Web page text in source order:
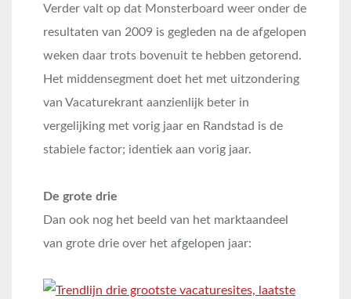
Verder valt op dat Monsterboard weer onder de
resultaten van 2009 is gegleden na de afgelopen
weken daar trots bovenuit te hebben getorend.
Het middensegment doet het met uitzondering
van Vacaturekrant aanzienlijk beter in
vergelijking met vorig jaar en Randstad is de
stabiele factor; identiek aan vorig jaar.
De grote drie
Dan ook nog het beeld van het marktaandeel
van grote drie over het afgelopen jaar: